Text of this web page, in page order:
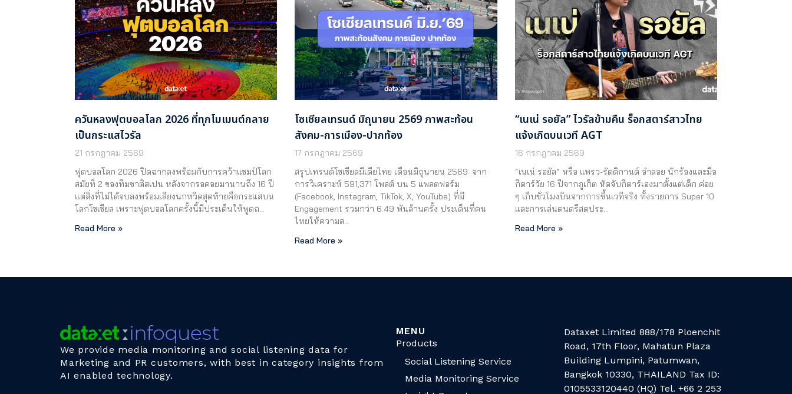
ควันหลงฟุตบอลโลก 2026 ที่ทุกโมเมนต์กลาย
เป็นกระแสไวรัล
21 กรกฎาคม 2569
ฟุตบอลโลก 2026 ปิดฉากลงพร้อมกับการคว้าแชมป์โลก
สมัยที่ 2 ของทีมชาติสเปน หลังจากรอคอยมานานถึง 16 ปี
แต่สิ่งที่ไม่ได้จบลงพร้อมเสียงนกหวีดสุดท้ายคือกระแสบน
โลกโซเชียล เพราะฟุตบอลโลกครั้งนี้มีประเด็นให้พูดถ…
Read More »
โซเชียลเทรนด์ มิถุนายน 2569 ภาพสะท้อน
สังคม-การเมือง-ปากท้อง
17 กรกฎาคม 2569
สรุปเทรนด์โซเชียลมีเดียไทย เดือนมิถุนายน 2569: จาก
การวิเคราะห์ 591,371 โพสต์ บน 5 แพลตฟอร์ม
(Facebook, Instagram, TikTok, X, YouTube) ที่มี
Engagement รวมกว่า 6.49 พันล้านครั้ง ประเด็นที่คน
ไทยให้ความส…
Read More »
“เนเน่ รอยัล” ไวรัลข้ามคืน ร็อกสตาร์สาวไทย
แจ้งเกิดบนเวที AGT
16 กรกฎาคม 2569
“เนเน่ รอยัล” หรือ แพรว-รัตติกานต์ อำลอย นักร้องและมือ
กีตาร์วัย 16 ปีจากภูเก็ต หัดจับกีตาร์เองมาตั้งแต่เด็ก ค่อย
ๆ เก็บชั่วโมงบินจากการขึ้นเวทีจริง ทั้งรายการ Super 10
และการเล่นดนตรีสดประ…
Read More »
We provide media monitoring and social listening data for
Marketing and PR customers, with best in category insights from
AI enabled technology.
MENU
Products
Social Listening Service
Media Monitoring Service
Dataxet Limited 888/178 Ploenchit
Road, 17th Floor, Mahatun Plaza
Building Lumpini, Patumwan,
Bangkok 10330, THAILAND Tax ID:
0105533120440 (HQ) Tel. +66 2 253